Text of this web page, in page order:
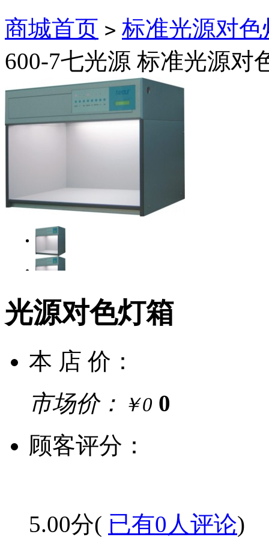
商城首页 > 标准光源对色
600-7七光源 标准光源对
光源对色灯箱
本 店 价：
市场价：
￥0 0
顾客评分：
5.00分( 已有0人评论)